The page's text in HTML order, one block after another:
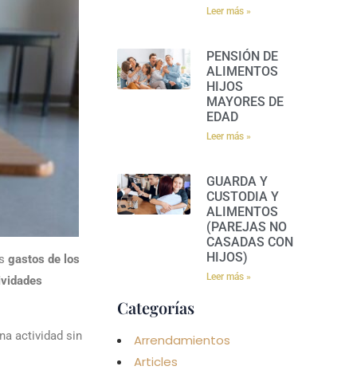
gastos de los
actividad sin
Leer más »
PENSIÓN DE
ALIMENTOS
HIJOS
MAYORES DE
EDAD
Leer más »
GUARDA Y
CUSTODIA Y
ALIMENTOS
(PAREJAS NO
CASADAS CON
HIJOS)
Leer más »
Categorías
Arrendamientos
Articles